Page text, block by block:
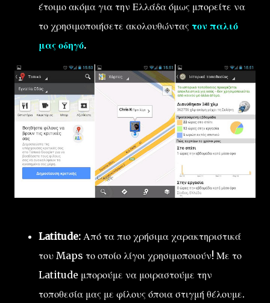
έτοιμο ακόμα για την Ελλάδα όμως μπορείτε να
το χρησιμοποιήσετε ακολουθώντας τον παλιό
μας οδηγό.
Latitude: Από τα πιο χρήσιμα χαρακτηριστικά
του Maps το οποίο λίγοι χρησιμοποιούν! Με το
Latitude μπορούμε να μοιραστούμε την
τοποθεσία μας με φίλους όποια στιγμή θέλουμε.